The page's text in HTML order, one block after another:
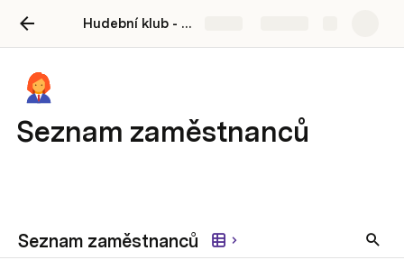
Hudební klub - RAMPA
Seznam zaměstnanců
Seznam zaměstnanců